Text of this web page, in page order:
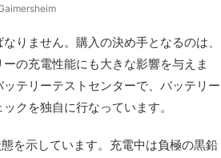
りません。購入の決め手となるのは、
の充電性能にも大きな影響を与えま
テリーテストセンターで、バッテリー
クを独自に行なっています。
を示しています。充電中は負極の黒鉛